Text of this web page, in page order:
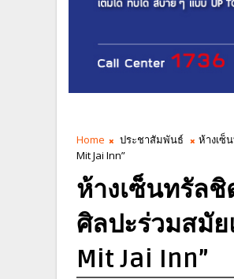
Home ประชาสัมพันธ์
ห้างเซ็
Mit Jai Inn”
ห้างเซ็นทรัลชิ
ศิลปะร่วมสมัย
Mit Jai Inn”